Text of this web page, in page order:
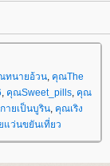
ทนายอ้วน คุณThe
คุณSweet_pills คุณ
ายเป็นบูริน คุณเริง
ว่นขยันเที่ยว